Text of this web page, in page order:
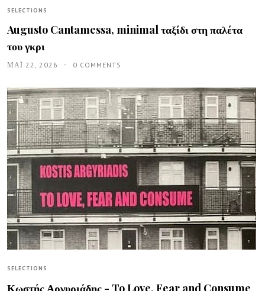
SELECTIONS
Augusto Cantamessa, minimal ταξίδι στη παλέτα
του γκρι
ΜΑΪ́ 22, 2026 0 COMMENTS
SELECTIONS
Κωστής Αργυριάδης - To Love, Fear and Consume